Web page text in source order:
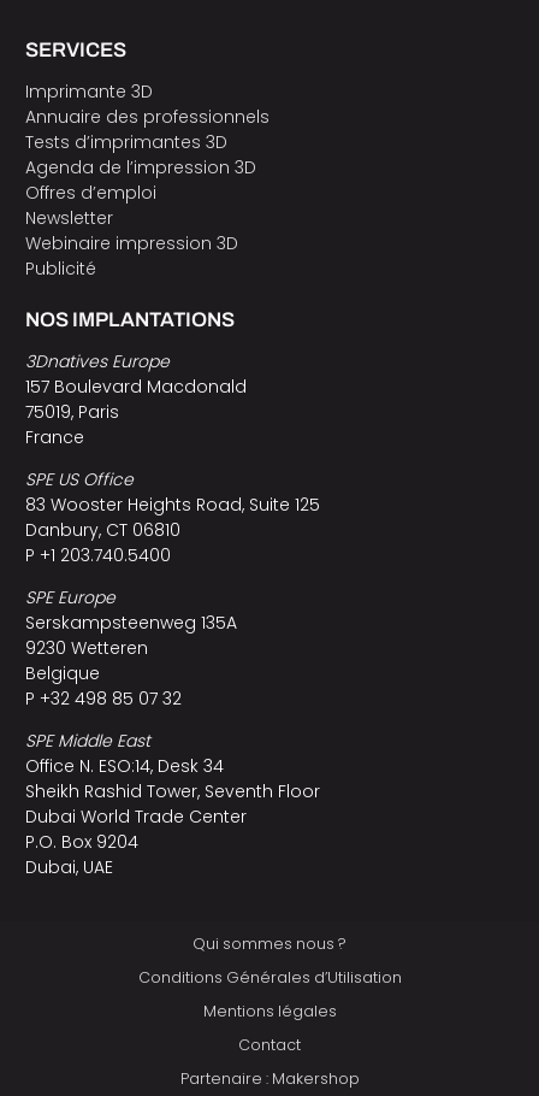
SERVICES
Imprimante 3D
Annuaire des professionnels
Tests d’imprimantes 3D
Agenda de l’impression 3D
Offres d’emploi
Newsletter
Webinaire impression 3D
Publicité
NOS IMPLANTATIONS
3Dnatives Europe
157 Boulevard Macdonald
75019, Paris
France
SPE US Office
83 Wooster Heights Road, Suite 125
Danbury, CT 06810
P +1 203.740.5400
SPE Europe
Serskampsteenweg 135A
9230 Wetteren
Belgique
P +32 498 85 07 32
SPE Middle East
Office N. ESO:14, Desk 34
Sheikh Rashid Tower, Seventh Floor
Dubai World Trade Center
P.O. Box 9204
Dubai, UAE
Qui sommes nous ?
Conditions Générales d’Utilisation
Mentions légales
Contact
Partenaire : Makershop